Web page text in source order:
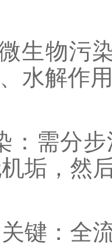
物污染
水解作
需分步
垢，然
：全流